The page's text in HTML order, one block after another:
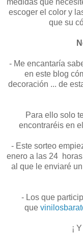
escoger el color y
que su
- Me encantaría
en este blog
decoración ... de
Para ello solo
encontraréis en
- Este sorteo
enero a las 24
al que le enviaré
- Los que
que
¡